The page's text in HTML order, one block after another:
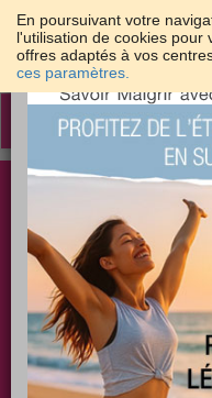
En poursuivant votre
l'utilisation de cookies pour
offres adaptés à vos
ces paramètres.
Toggle
Les meilleures
PLUS